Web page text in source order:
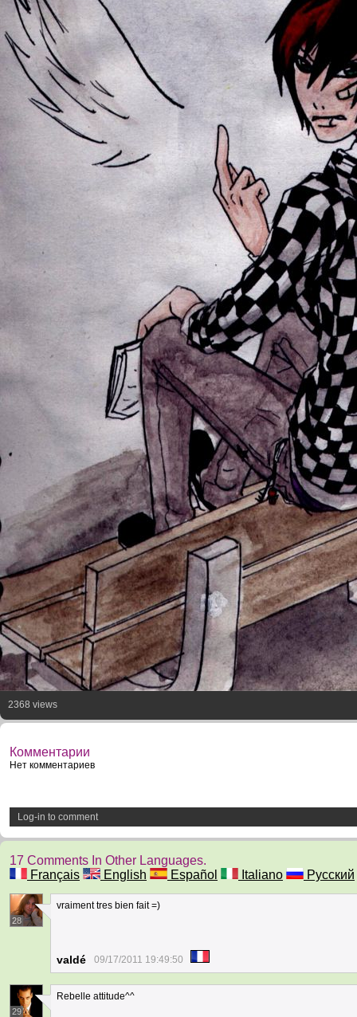
2368 views
Комментарии
Нет комментариев
Log-in to comment
17 Comments In Other Languages.
Français
English Español Italiano Русский
28
vraiment tres bien fait =)
valdé 09/17/2011 19:49:50
29
Rebelle attitude^^